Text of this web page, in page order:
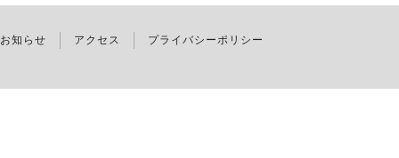
お知らせ アクセス プライバシーポリシー